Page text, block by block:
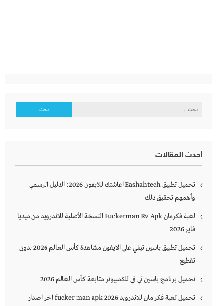
البحث
أحدث المقالات
تحميل تطبيق Eashahtech اعاشتك للايفون 2026: الدليل الرسمي
وأهمهم تحقيق ذلك
لعبة فكرمان Fuckerman Rv Apk النسخة الأصلية للاندرويد من ميديا
فاير 2026
تحميل تطبيق ياسين تيفي على الايفون مشاهدة كأس العالم 2026 بدون
تقطيع
تحميل برنامج ياسين تي في للكمبيوتر متابعة كأس العالم 2026
تحميل لعبة فكر مان للاندرويد 2026 fucker man apk اخر اصدار